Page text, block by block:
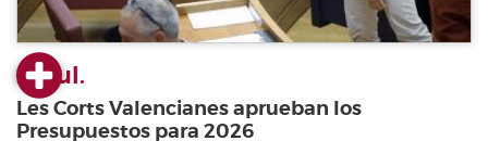
22 jul.
Les Corts Valencianes aprueban los
Presupuestos para 2026